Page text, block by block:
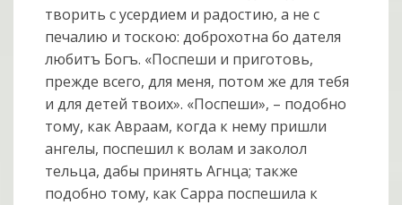
творить с усердием и радостию, а не с
печалию и тоскою: доброхотна бо дателя
любитъ Богъ. «Поспеши и приготовь,
прежде всего, для меня, потом же для тебя
и для детей твоих». «Поспеши», – подобно
тому, как Авраам, когда к нему пришли
ангелы, поспешил к волам и заколол
тельца, дабы принять Агнца; также
подобно тому, как Сарра поспешила к